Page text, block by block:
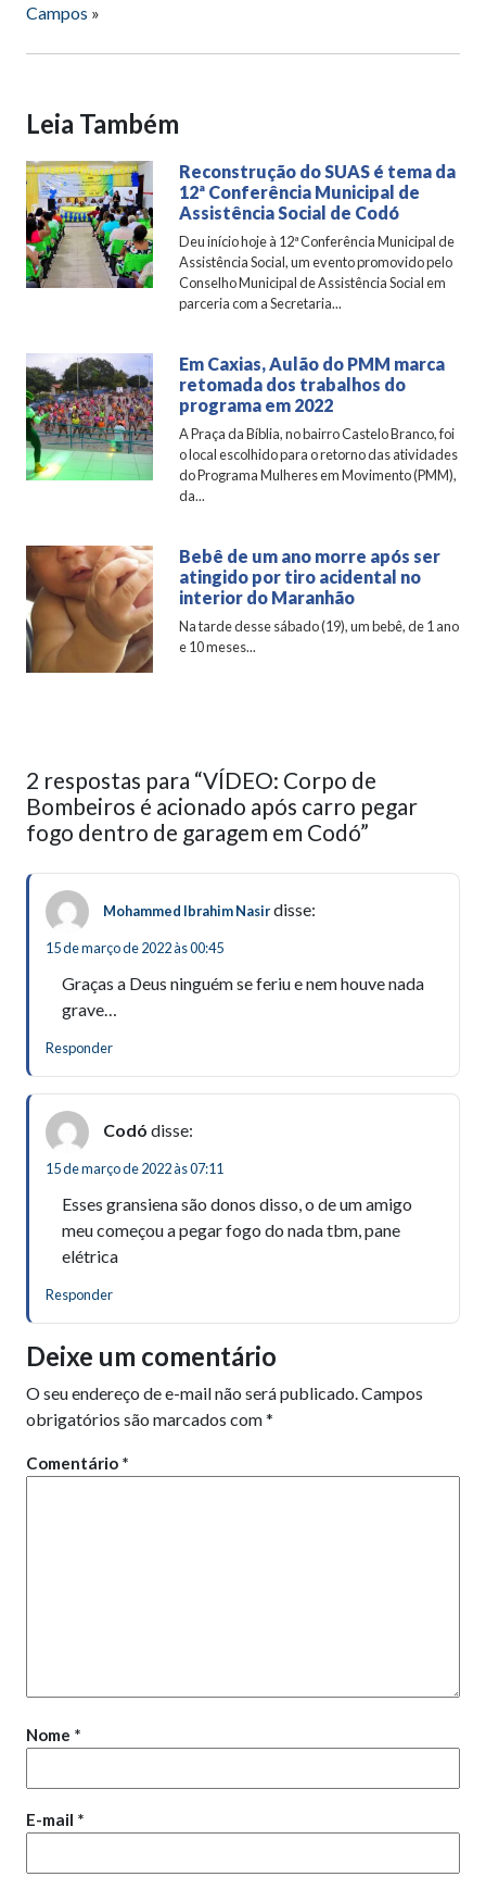
Campos »
Leia Também
Reconstrução do SUAS é tema da
12ª Conferência Municipal de
Assistência Social de Codó
Deu início hoje à 12ª Conferência Municipal de
Assistência Social, um evento promovido pelo
Conselho Municipal de Assistência Social em
parceria com a Secretaria...
Em Caxias, Aulão do PMM marca
retomada dos trabalhos do
programa em 2022
A Praça da Bíblia, no bairro Castelo Branco, foi
o local escolhido para o retorno das atividades
do Programa Mulheres em Movimento (PMM),
da...
Bebê de um ano morre após ser
atingido por tiro acidental no
interior do Maranhão
Na tarde desse sábado (19), um bebê, de 1 ano
e 10 meses...
2 respostas para “VÍDEO: Corpo de
Bombeiros é acionado após carro pegar
fogo dentro de garagem em Codó”
Mohammed Ibrahim Nasirdisse:
15 de março de 2022 às 00:45
Graças a Deus ninguém se feriu e nem houve nada
grave…
Responder
Codó disse:
15 de março de 2022 às 07:11
Esses gransiena são donos disso, o de um amigo
meu começou a pegar fogo do nada tbm, pane
elétrica
Responder
Deixe um comentário
O seu endereço de e-mail não será publicado. Campos
obrigatórios são marcados com*
Comentário *
Nome *
E-mail *